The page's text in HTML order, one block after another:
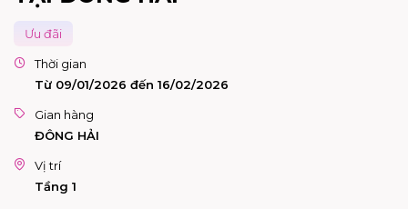
Ưu đãi
Thời gian
Từ 09/01/2026 đến 16/02/2026
Gian hàng
ĐÔNG HẢI
Vị trí
Tầng 1